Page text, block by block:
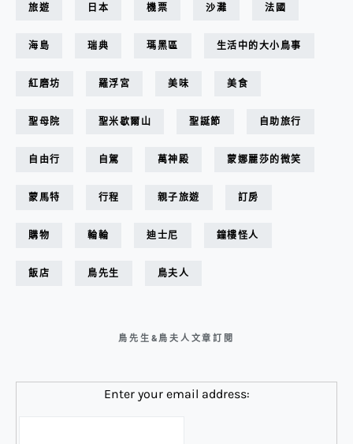
旅遊 日本 機票 沙灘 法國
海島 瑞典 瑪黑區 生活中的大小鳥事
紅磨坊 羅浮宮 美味 美食
聖母院 聖米歇爾山 聖誕節 自助旅行
自由行 自駕 萬神殿 蒙娜麗莎的微笑
蒙馬特 行程 親子旅遊 訂房
購物 輪輪 迪士尼 鐘樓怪人
飯店 鳥先生 鳥夫人
鳥先生&鳥夫人文章訂閱
Enter your email address: